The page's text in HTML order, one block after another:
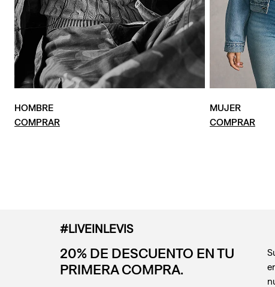
HOMBRE
COMPRAR
MUJER
COMPRAR
#LIVEINLEVIS
20% DE DESCUENTO EN TU
PRIMERA COMPRA.